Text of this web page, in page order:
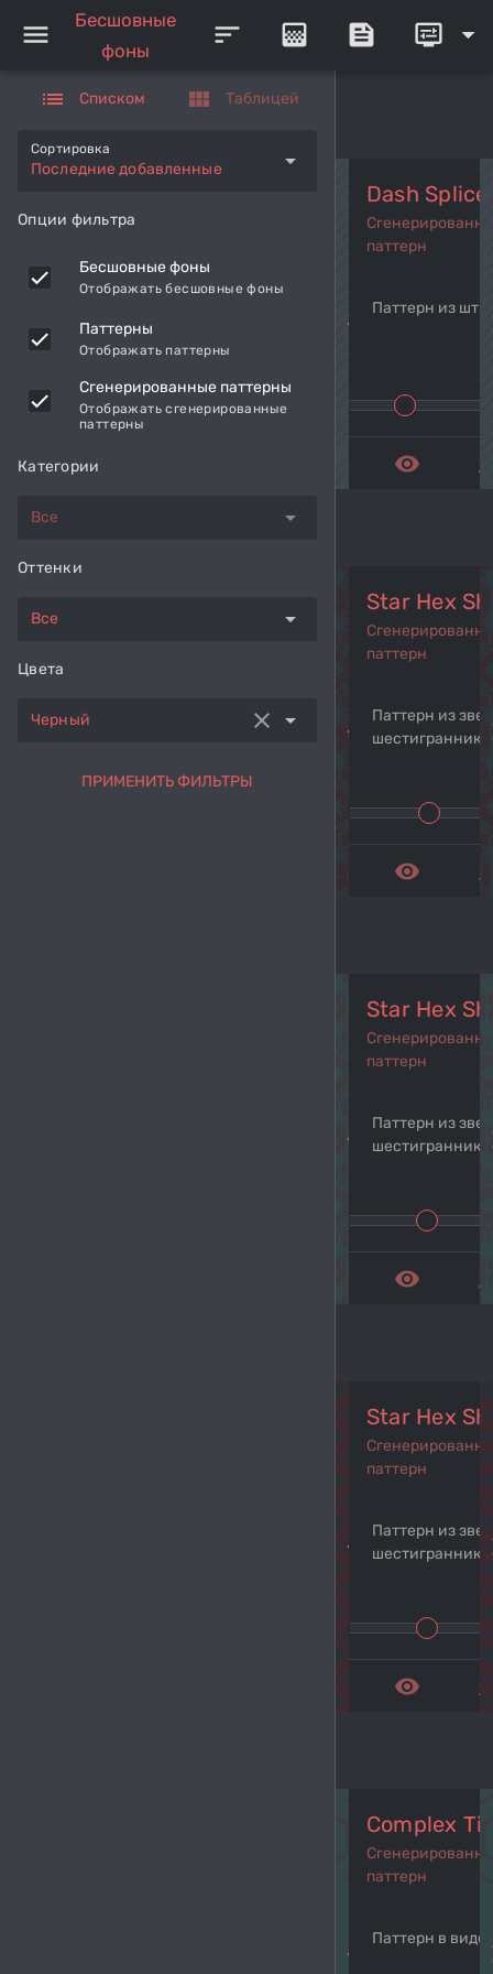
menu
Бесшовные
фоны
sort gradient feed display_settings arrow_drop_down
list Списком view_module Таблицей
Последние добавленные
Сортировка arrow_drop_down
Опции фильтра
Бесшовные фоны
Отображать бесшовные фоны
Паттерны
Отображать паттерны
Сгенерированные паттерны
Отображать сгенерированные
паттерны
Категории
Все arrow_drop_down
Оттенки
Все arrow_drop_down
Цвета
Черный clear arrow_drop_down
ПРИМЕНИТЬ ФИЛЬТРЫ
navigate_before
Dash
паттерн
Паттерн из
remove_red_eye
navigate_before
Star Hex
паттерн
Паттерн из
remove_red_eye
navigate_before
Star Hex
паттерн
Паттерн из
remove_red_eye
navigate_before
Star Hex
паттерн
Паттерн из
remove_red_eye
navigate_before
Complex
паттерн
Паттерн в виде